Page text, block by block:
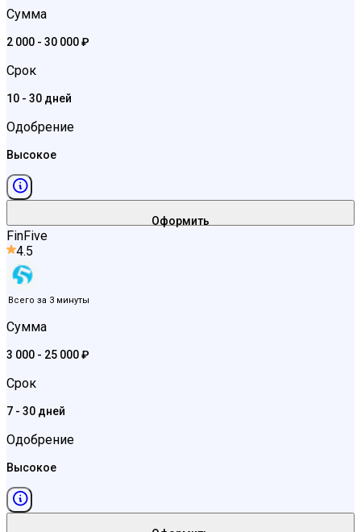
Сумма
2 000 - 30 000 ₽
Срок
10 - 30 дней
Одобрение
Высокое
Оформить
FinFive
4.5
Всего за 3 минуты
Сумма
3 000 - 25 000 ₽
Срок
7 - 30 дней
Одобрение
Высокое